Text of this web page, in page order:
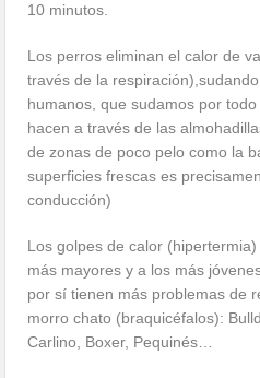
10 minutos.
Los perros eliminan el calor de
través de la
humanos, que sudamos por
hacen a través de las
de zonas de poco pelo como la
superficies frescas es
conducción)
Los golpes de calor
más mayores y a los más
por sí tienen más problemas de
morro chato (braquicéfalos):
Carlino, Boxer, Pequinés…